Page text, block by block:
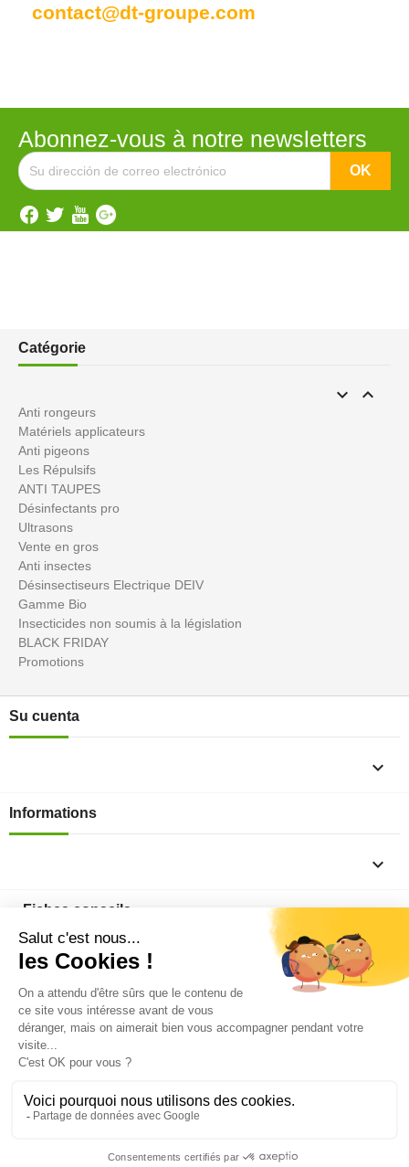
contact@dt-groupe.com
Abonnez-vous à notre newsletters
Catégorie
 
Anti rongeurs
Matériels applicateurs
Anti pigeons
Les Répulsifs
ANTI TAUPES
Désinfectants pro
Ultrasons
Vente en gros
Anti insectes
Désinsectiseurs Electrique DEIV
Gamme Bio
Insecticides non soumis à la législation
BLACK FRIDAY
Promotions
Su cuenta

Informations

Fiches conseils

Insecte
Rongeurs
© 2026 - Produit-antinuisible.com